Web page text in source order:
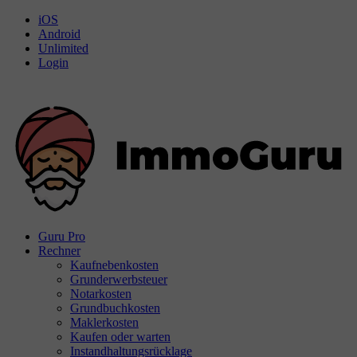
iOS
Android
Unlimited
Login
Guru Pro
Rechner
Kaufnebenkosten
Grunderwerbsteuer
Notarkosten
Grundbuchkosten
Maklerkosten
Kaufen oder warten
Instandhaltungsrücklage